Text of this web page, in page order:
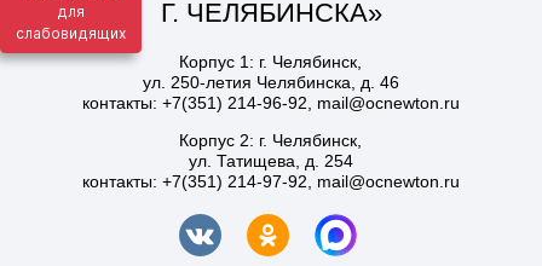
для
слабовидящих